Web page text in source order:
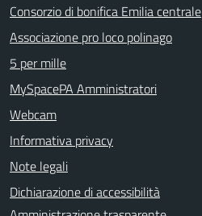
Consorzio di bonifica Emilia centrale
Associazione pro loco polinago
5 per mille
MySpacePA Amministratori
Webcam
Informativa privacy
Note legali
Dichiarazione di accessibilità